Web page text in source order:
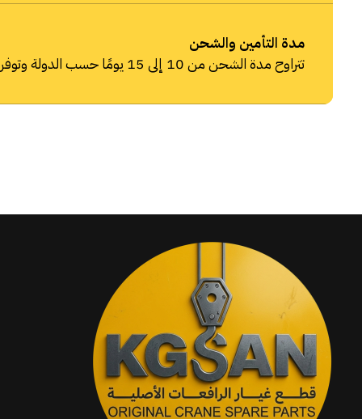
مدة التأمين والشحن
تتراوح مدة الشحن من 10 إلى 15 يومًا حسب الدولة وتوفر شركات الشحن